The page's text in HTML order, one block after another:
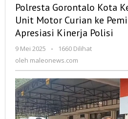
Polresta Gorontalo Kota
Unit Motor Curian ke
Apresiasi Kinerja Polisi
9 Mei 2025
oleh
-
1660 Dilihat
oleh maleonews.com